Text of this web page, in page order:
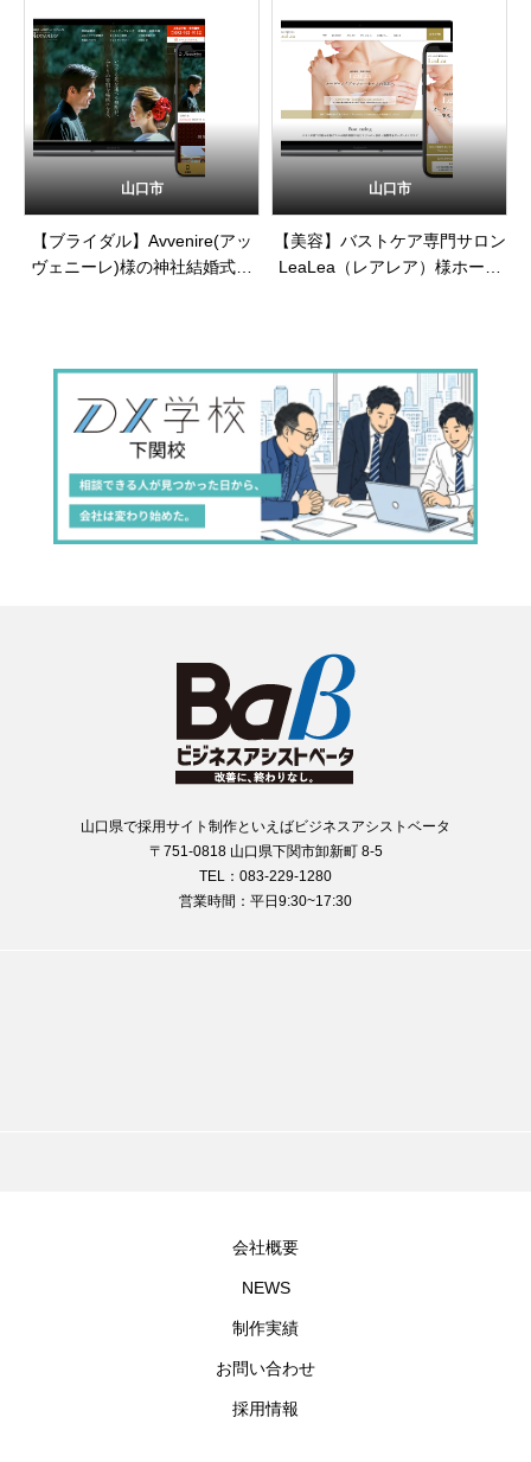
山口市
【ブライダル】Avvenire(アッ
ヴェニーレ)様の神社結婚式・
山口市
【美容】バストケア専門サロン
LeaLea（レアレア）様ホーム
山口県で採用サイト制作といえばビジネスアシストベータ
〒751-0818 山口県下関市卸新町 8-5
TEL：083-229-1280
営業時間：平日9:30~17:30
会社概要
NEWS
制作実績
お問い合わせ
採用情報